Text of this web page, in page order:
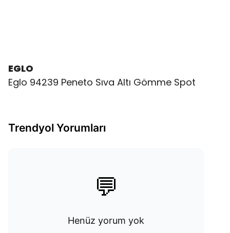
EGLO
Eglo 94239 Peneto Sıva Altı Gömme Spot
Trendyol Yorumları
💬
Henüz yorum yok